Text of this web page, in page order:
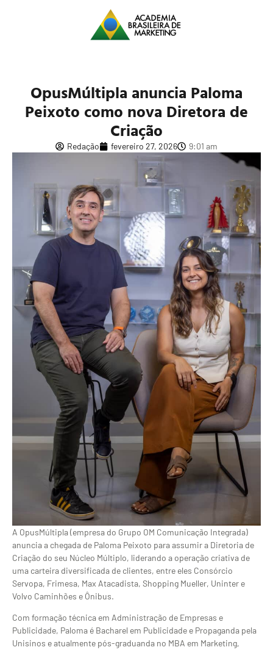
OpusMúltipla anuncia Paloma
Peixoto como nova Diretora de
Criação
Redação fevereiro 27, 2026 9:01 am
A OpusMúltipla (empresa do Grupo OM Comunicação Integrada)
anuncia a chegada de Paloma Peixoto para assumir a Diretoria de
Criação do seu Núcleo Múltiplo, liderando a operação criativa de
uma carteira diversificada de clientes, entre eles Consórcio
Servopa, Frimesa, Max Atacadista, Shopping Mueller, Uninter e
Volvo Caminhões e Ônibus.
Com formação técnica em Administração de Empresas e
Publicidade, Paloma é Bacharel em Publicidade e Propaganda pela
Unisinos e atualmente pós-graduanda no MBA em Marketing,